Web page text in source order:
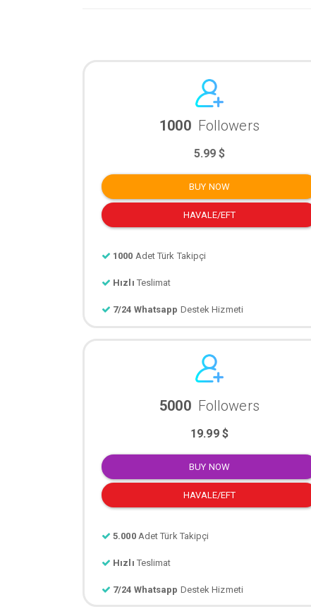
1000 Followers
5.99 $
BUY NOW
HAVALE/EFT
1000 Adet Türk Takipçi
Hızlı Teslimat
7/24 Whatsapp Destek Hizmeti
5000 Followers
19.99 $
BUY NOW
HAVALE/EFT
5.000 Adet Türk Takipçi
Hızlı Teslimat
7/24 Whatsapp Destek Hizmeti